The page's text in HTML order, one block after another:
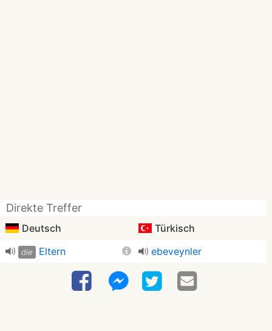
Direkte Treffer
Deutsch Türkisch
die Eltern ebeveynler